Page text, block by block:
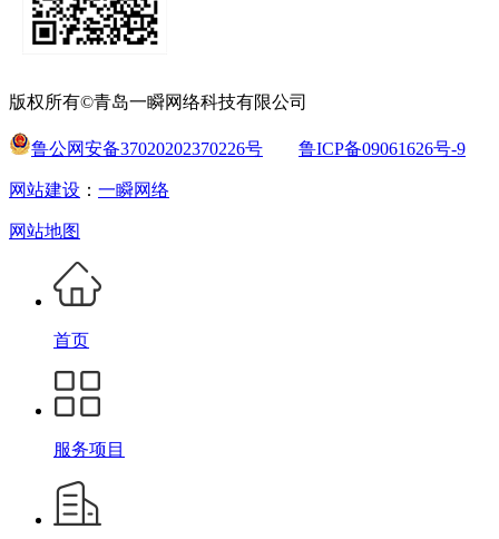
版权所有©青岛一瞬网络科技有限公司
鲁公网安备37020202370226号 鲁ICP备09061626号-9
网站建设 ： 一瞬网络
网站地图
首页
服务项目